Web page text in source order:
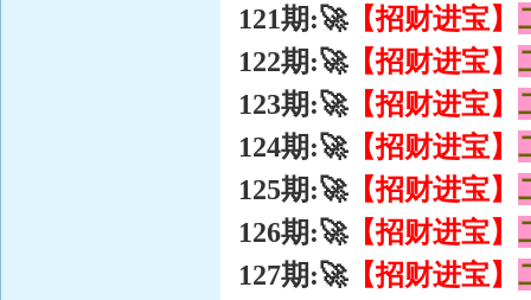
121期:🚀【招财进宝】
122期:🚀【招财进宝】
123期:🚀【招财进宝】
124期:🚀【招财进宝】
125期:🚀【招财进宝】
126期:🚀【招财进宝】
127期:🚀【招财进宝】